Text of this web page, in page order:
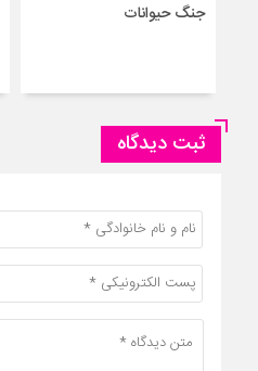
جنگ حیوانات
ثبت دیدگاه